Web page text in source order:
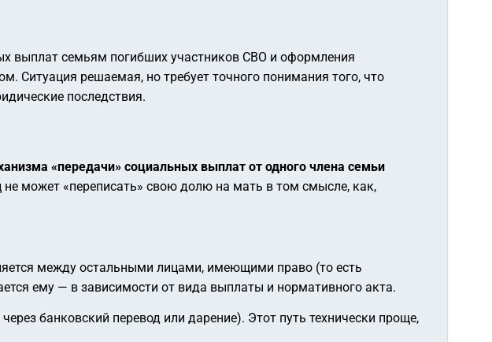
выплат семьям погибших участников СВО и оформления
решаемая, но требует точного понимания того, что
последствия.
«передачи» социальных выплат от одного члена семьи
может «переписать» свою долю на мать в том смысле, как,
между остальными лицами, имеющими право (то есть
ему — в зависимости от вида выплаты и нормативного акта.
банковский перевод или дарение). Этот путь технически проще,